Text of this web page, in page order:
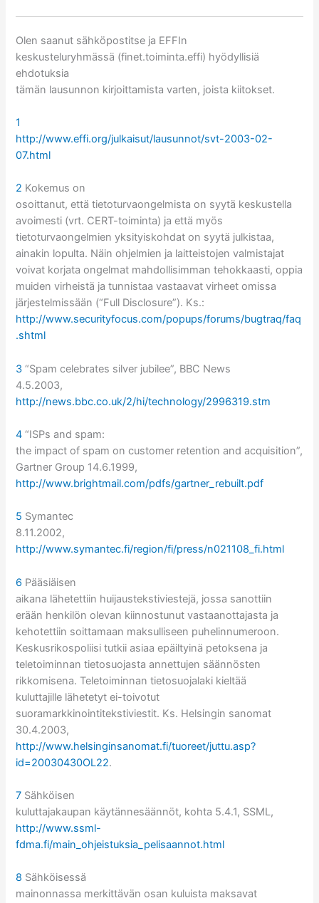
Olen saanut sähköpostitse ja EFFIn
keskusteluryhmässä (finet.toiminta.effi) hyödyllisiä
ehdotuksia
tämän lausunnon kirjoittamista varten, joista kiitokset.
1
http://www.effi.org/julkaisut/lausunnot/svt-2003-02-
07.html
2 Kokemus on
osoittanut, että tietoturvaongelmista on syytä keskustella
avoimesti (vrt. CERT-toiminta) ja että myös
tietoturvaongelmien yksityiskohdat on syytä julkistaa,
ainakin lopulta. Näin ohjelmien ja laitteistojen valmistajat
voivat korjata ongelmat mahdollisimman tehokkaasti, oppia
muiden virheistä ja tunnistaa vastaavat virheet omissa
järjestelmissään (“Full Disclosure”). Ks.:
http://www.securityfocus.com/popups/forums/bugtraq/faq
.shtml
3 “Spam celebrates silver jubilee”, BBC News
4.5.2003,
http://news.bbc.co.uk/2/hi/technology/2996319.stm
4 “ISPs and spam:
the impact of spam on customer retention and acquisition”,
Gartner Group 14.6.1999,
http://www.brightmail.com/pdfs/gartner_rebuilt.pdf
5 Symantec
8.11.2002,
http://www.symantec.fi/region/fi/press/n021108_fi.html
6 Pääsiäisen
aikana lähetettiin huijaustekstiviestejä, jossa sanottiin
erään henkilön olevan kiinnostunut vastaanottajasta ja
kehotettiin soittamaan maksulliseen puhelinnumeroon.
Keskusrikospoliisi tutkii asiaa epäiltyinä petoksena ja
teletoiminnan tietosuojasta annettujen säännösten
rikkomisena. Teletoiminnan tietosuojalaki kieltää
kuluttajille lähetetyt ei-toivotut
suoramarkkinointitekstiviestit. Ks. Helsingin sanomat
30.4.2003,
http://www.helsinginsanomat.fi/tuoreet/juttu.asp?
id=20030430OL22.
7 Sähköisen
kuluttajakaupan käytännesäännöt, kohta 5.4.1, SSML,
http://www.ssml-
fdma.fi/main_ohjeistuksia_pelisaannot.html
8 Sähköisessä
mainonnassa merkittävän osan kuluista maksavat